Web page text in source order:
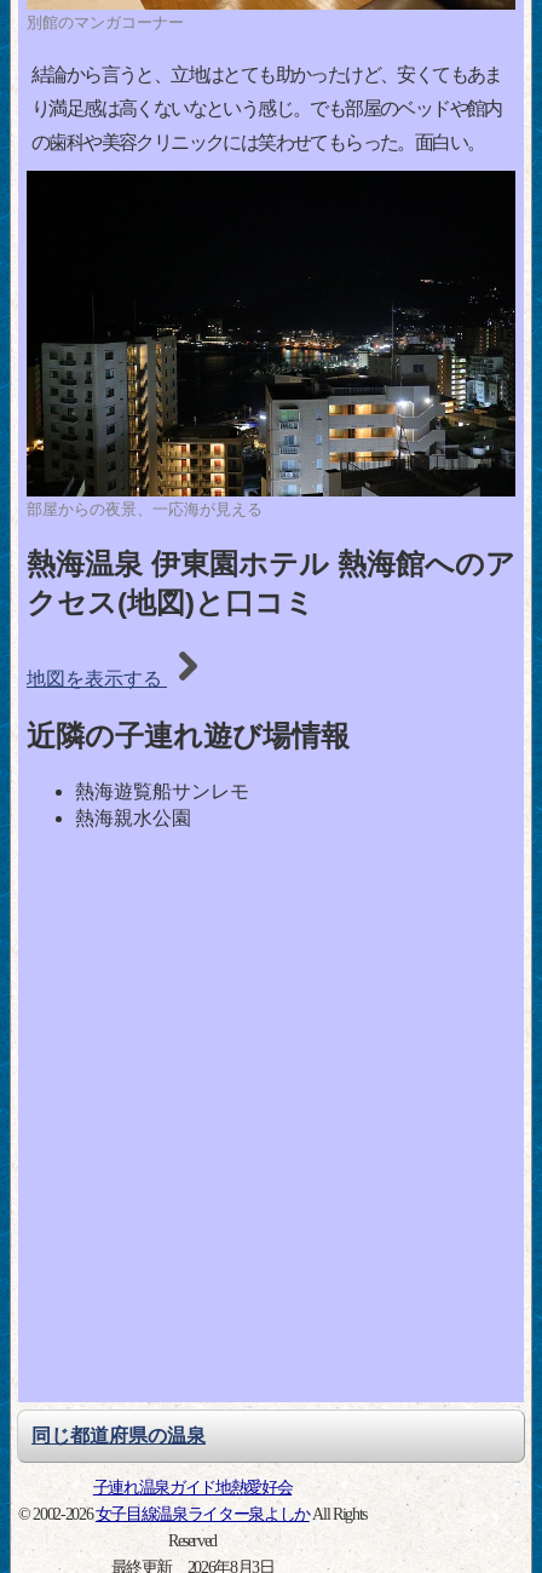
別館のマンガコーナー
結論から言うと、立地はとても助かったけど、安くてもあま
り満足感は高くないなという感じ。でも部屋のベッドや館内
の歯科や美容クリニックには笑わせてもらった。面白い。
部屋からの夜景、一応海が見える
熱海温泉 伊東園ホテル 熱海館へのア
クセス(地図)と口コミ
地図を表示する
近隣の子連れ遊び場情報
熱海遊覧船サンレモ
熱海親水公園
同じ都道府県の温泉